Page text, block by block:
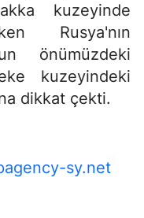
kuzeyinde
Rusya'nın
önümüzdeki
kuzeyindeki
dikkat çekti.
sy.net